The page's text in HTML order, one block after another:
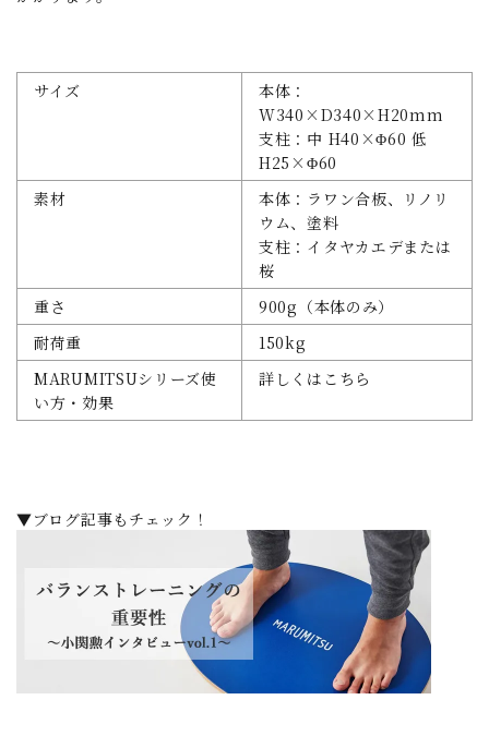
サイズ
本体：
W340×D340×H20mm
支柱：中 H40×Φ60 低
H25×Φ60
素材
本体：ラワン合板、リノリ
ウム、塗料
支柱：イタヤカエデまたは
桜
重さ
900g（本体のみ）
耐荷重
150kg
MARUMITSUシリーズ使
い方・効果
詳しくはこちら
▼ブログ記事もチェック！